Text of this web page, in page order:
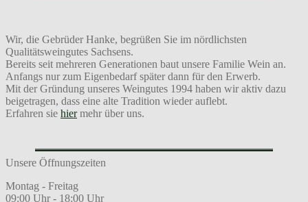
Wir, die Gebrüder Hanke, begrüßen Sie im nördlichsten
Qualitätsweingutes Sachsens.
Bereits seit mehreren Generationen baut unsere Familie Wein an.
Anfangs nur zum Eigenbedarf später dann für den Erwerb.
Mit der Gründung unseres Weingutes 1994 haben wir aktiv dazu
beigetragen, dass eine alte Tradition wieder auflebt.
Erfahren sie hiermehr über uns.
Unsere Öffnungszeiten
Montag - Freitag
09:00 Uhr - 18:00 Uhr